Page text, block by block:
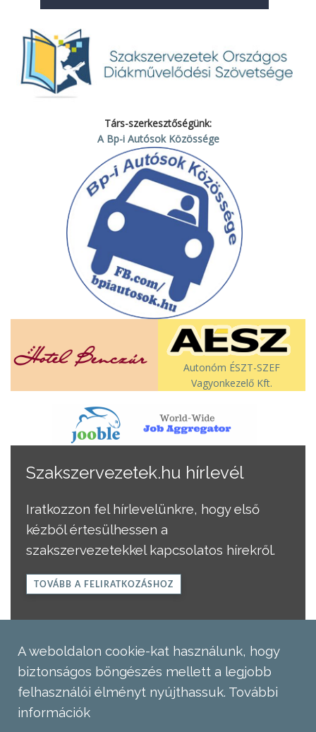
Társ-szerkesztőségünk:
A Bp-i Autósok Közössége
Autonóm ÉSZT-SZEF
Vagyonkezelő Kft.
Szakszervezetek.hu hírlevél
Iratkozzon fel hírlevelünkre, hogy első
kézből értesülhessen a
szakszervezetekkel kapcsolatos hírekről.
TOVÁBB A FELIRATKOZÁSHOZ
A weboldalon cookie-kat használunk, hogy
biztonságos böngészés mellett a legjobb
felhasználói élményt nyújthassuk. További
információk